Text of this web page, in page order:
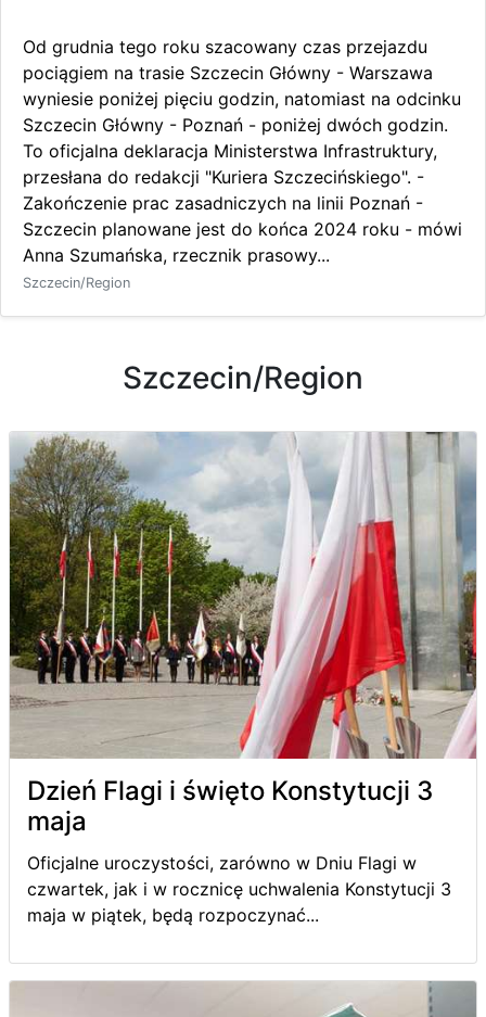
Od grudnia tego roku szacowany czas przejazdu
pociągiem na trasie Szczecin Główny - Warszawa
wyniesie poniżej pięciu godzin, natomiast na odcinku
Szczecin Główny - Poznań - poniżej dwóch godzin.
To oficjalna deklaracja Ministerstwa Infrastruktury,
przesłana do redakcji "Kuriera Szczecińskiego". -
Zakończenie prac zasadniczych na linii Poznań -
Szczecin planowane jest do końca 2024 roku - mówi
Anna Szumańska, rzecznik prasowy...
Szczecin/Region
Szczecin/Region
Dzień Flagi i święto Konstytucji 3
maja
Oficjalne uroczystości, zarówno w Dniu Flagi w
czwartek, jak i w rocznicę uchwalenia Konstytucji 3
maja w piątek, będą rozpoczynać...